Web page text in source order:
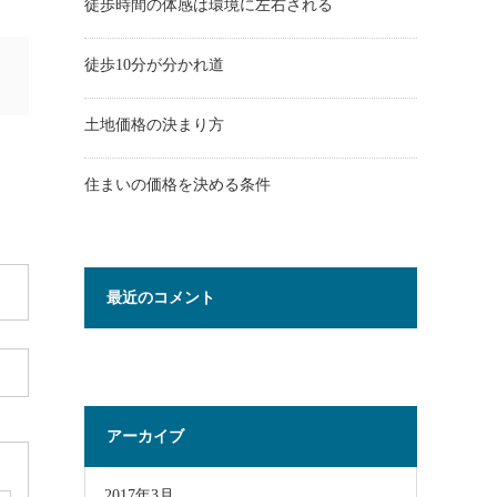
徒歩時間の体感は環境に左右される
徒歩10分が分かれ道
土地価格の決まり方
住まいの価格を決める条件
最近のコメント
アーカイブ